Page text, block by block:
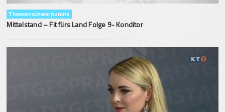
Themenschwerpunkte
Mittelstand – Fit fürs Land Folge 9- Konditor